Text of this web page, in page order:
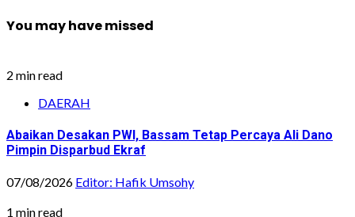
You may have missed
2 min read
DAERAH
Abaikan Desakan PWI, Bassam Tetap Percaya Ali Dano
Pimpin Disparbud Ekraf
07/08/2026 Editor: Hafik Umsohy
1 min read